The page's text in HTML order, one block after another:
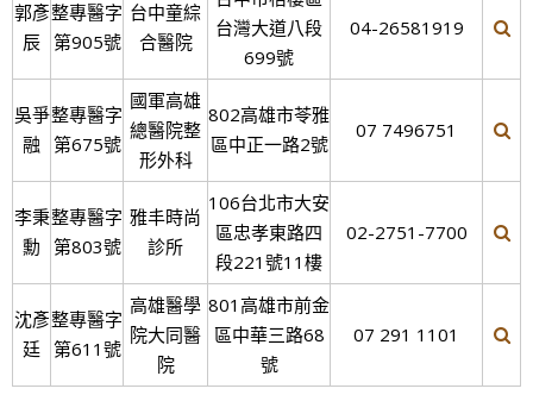
郭彥
辰
整專醫字
第905號
台中童綜
合醫院
台灣大道八段
699號
04-26581919
吳爭
融
整專醫字
第675號
國軍高雄
總醫院整
形外科
802高雄市苓雅
區中正一路2號
07 7496751
李秉
勳
整專醫字
第803號
雅丰時尚
診所
106台北市大安
區忠孝東路四
段221號11樓
02-2751-7700
沈彥
廷
整專醫字
第611號
高雄醫學
院大同醫
院
801高雄市前金
區中華三路68
號
07 291 1101